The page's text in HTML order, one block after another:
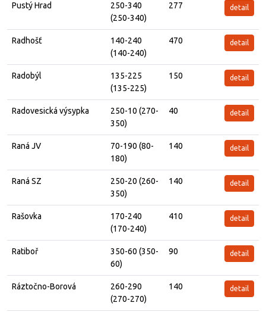
Pustý Hrad
250-340
(250-340)
277 detail
Radhošť
140-240
(140-240)
470 detail
Radobýl
135-225
(135-225)
150 detail
Radovesická výsypka
250-10 (270-
350)
40 detail
Raná JV
70-190 (80-
180)
140 detail
Raná SZ
250-20 (260-
350)
140 detail
Rašovka
170-240
(170-240)
410 detail
Ratiboř
350-60 (350-
60)
90 detail
Ráztočno-Borová
260-290
(270-270)
140 detail